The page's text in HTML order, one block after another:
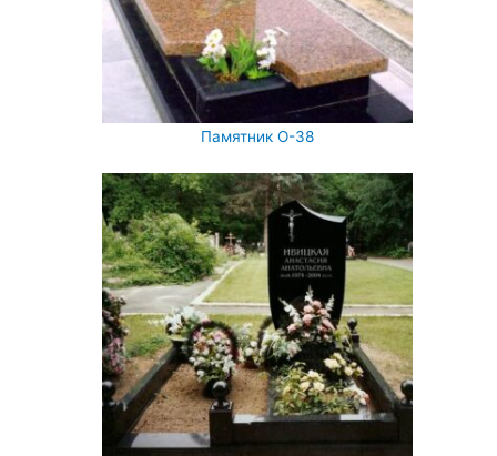
Памятник О-38